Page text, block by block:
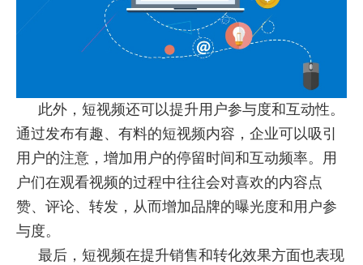
此外，短视频还可以提升用户参与度和互动性。
通过发布有趣、有料的短视频内容，企业可以吸引
用户的注意，增加用户的停留时间和互动频率。用
户们在观看视频的过程中往往会对喜欢的内容点
赞、评论、转发，从而增加品牌的曝光度和用户参
与度。
最后，短视频在提升销售和转化效果方面也表现